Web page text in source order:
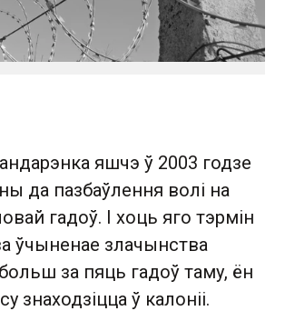
яшчэ ў 2003 годзе
да пазбаўлення волі на
гадоў. І хоць яго тэрмін
ўчыненае злачынства
за пяць гадоў таму, ён
знаходзіцца ў калоніі.